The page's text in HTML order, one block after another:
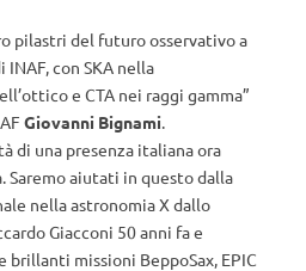
pilastri del futuro osservativo a
con SKA nella
e CTA nei raggi gamma”
Giovanni Bignami.
di una presenza italiana ora
Saremo aiutati in questo dalla
nella astronomia X dallo
Giacconi 50 anni fa e
missioni BeppoSax, EPIC